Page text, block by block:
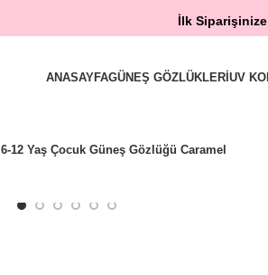
ANASAYFAGÜNEŞ GÖZLÜKLERIUV
6-12 Yaş Çocuk Güneş Gözlüğü Caramel
İlk